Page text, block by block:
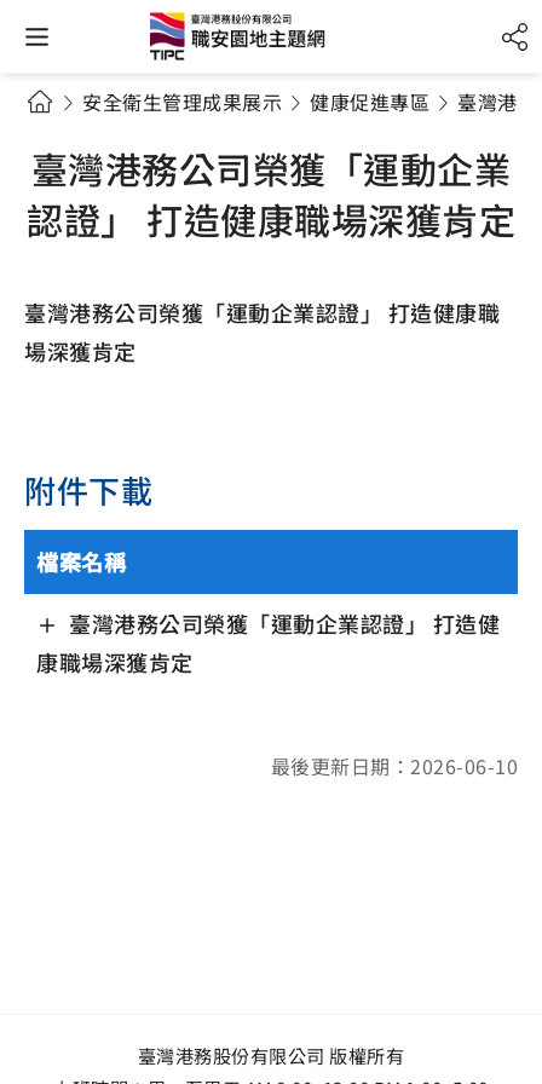
安全衛生管理成果展示 健康促進專區 臺灣港
臺灣港務公司榮獲「運動企業
認證」 打造健康職場深獲肯定
臺灣港務公司榮獲「運動企業認證」 打造健康職
場深獲肯定
附件下載
檔案名稱
臺灣港務公司榮獲「運動企業認證」 打造健
康職場深獲肯定
最後更新日期：2026-06-10
臺灣港務股份有限公司 版權所有